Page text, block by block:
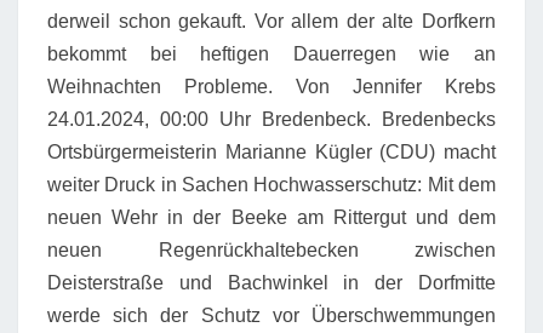
derweil schon gekauft. Vor allem der alte Dorfkern
bekommt bei heftigen Dauerregen wie an
Weihnachten Probleme. Von Jennifer Krebs
24.01.2024, 00:00 Uhr Bredenbeck. Bredenbecks
Ortsbürgermeisterin Marianne Kügler (CDU) macht
weiter Druck in Sachen Hochwasserschutz: Mit dem
neuen Wehr in der Beeke am Rittergut und dem
neuen Regenrückhaltebecken zwischen
Deisterstraße und Bachwinkel in der Dorfmitte
werde sich der Schutz vor Überschwemmungen